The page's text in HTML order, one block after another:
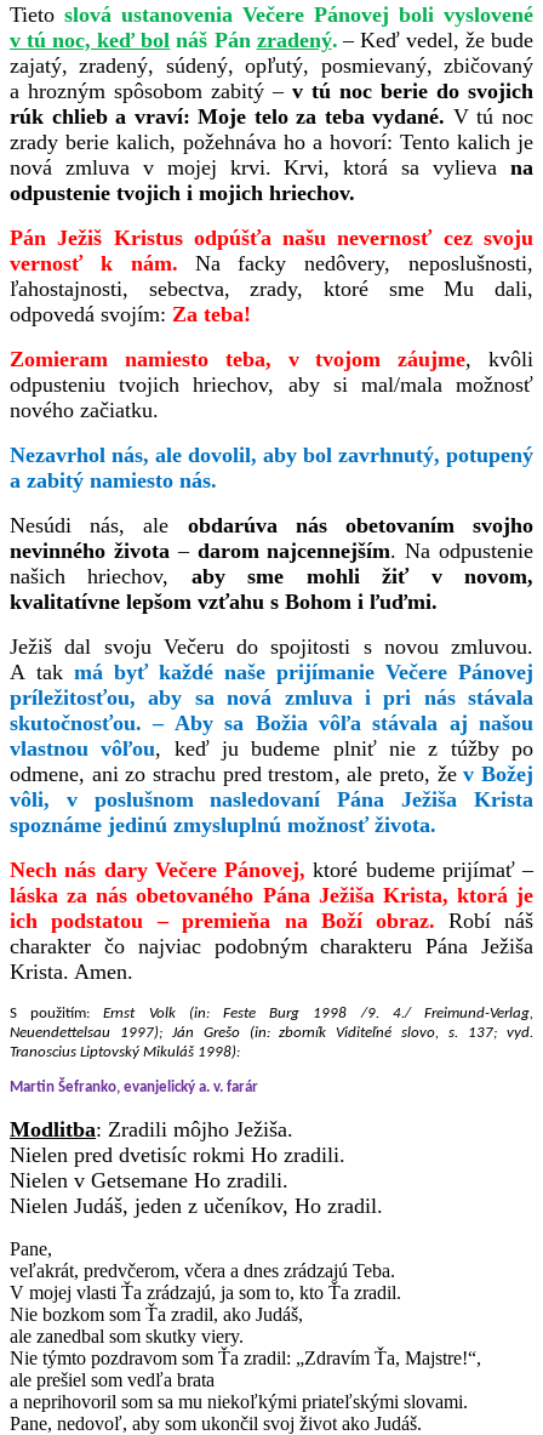
Tieto slová ustanovenia Večere Pánovej boli vyslovené
v tú noc, keď bol náš Pán zradený. – Keď vedel, že bude
zajatý, zradený, súdený, opľutý, posmievaný, zbičovaný
a hrozným spôsobom zabitý – v tú noc berie do svojich
rúk chlieb a vraví: Moje telo za teba vydané. V tú noc
zrady berie kalich, požehnáva ho a hovorí: Tento kalich je
nová zmluva v mojej krvi. Krvi, ktorá sa vylieva na
odpustenie tvojich i mojich hriechov.
Pán Ježiš Kristus odpúšťa našu nevernosť cez svoju
vernosť k nám.
Na facky nedôvery, neposlušnosti,
ľahostajnosti, sebectva, zrady, ktoré sme Mu dali,
odpovedá svojím: Za teba!
Zomieram namiesto teba, v tvojom záujme, kvôli
odpusteniu tvojich hriechov, aby si mal/mala možnosť
nového začiatku.
Nezavrhol nás, ale dovolil, aby bol zavrhnutý, potupený
a zabitý namiesto nás.
Nesúdi nás, ale obdarúva nás obetovaním svojho
nevinného života – darom najcennejším. Na odpustenie
našich hriechov, aby sme mohli žiť v novom,
kvalitatívne lepšom vzťahu s Bohom i ľuďmi.
Ježiš dal svoju Večeru do spojitosti s novou zmluvou.
A takmá byť každé naše prijímanie Večere Pánovej
príležitosťou, aby sa nová zmluva i pri nás stávala
skutočnosťou. – Aby sa Božia vôľa stávala aj našou
vlastnou vôľou, keď ju budeme plniť nie z túžby po
odmene, ani zo strachu pred trestom, ale preto, žev Božej
vôli, v poslušnom nasledovaní Pána Ježiša Krista
spoznáme jedinú zmysluplnú možnosť života.
Nech nás dary Večere Pánovej, ktoré budeme prijímať –
láska za nás obetovaného Pána Ježiša Krista, ktorá je
ich podstatou – premieňa na Boží obraz. Robí náš
charakter čo najviac podobným charakteru Pána Ježiša
Krista. Amen.
S použitím:Ernst Volk (in: Feste Burg 1998 /9. 4./ Freimund-Verlag,
Neuendettelsau 1997); Ján Grešo (in: zborník Viditeľné slovo, s. 137; vyd.
Tranoscius Liptovský Mikuláš 1998):
Martin Šefranko, evanjelický a. v. farár
Modlitba: Zradili môjho Ježiša.
Nielen pred dvetisíc rokmi Ho zradili.
Nielen v Getsemane Ho zradili.
Nielen Judáš, jeden z učeníkov, Ho zradil.
Pane,
veľakrát, predvčerom, včera a dnes zrádzajú Teba.
V mojej vlasti Ťa zrádzajú, ja som to, kto Ťa zradil.
Nie bozkom som Ťa zradil, ako Judáš,
ale zanedbal som skutky viery.
Nie týmto pozdravom som Ťa zradil: „Zdravím Ťa, Majstre!“,
ale prešiel som vedľa brata
a neprihovoril som sa mu niekoľkými priateľskými slovami.
Pane, nedovoľ, aby som ukončil svoj život ako Judáš.